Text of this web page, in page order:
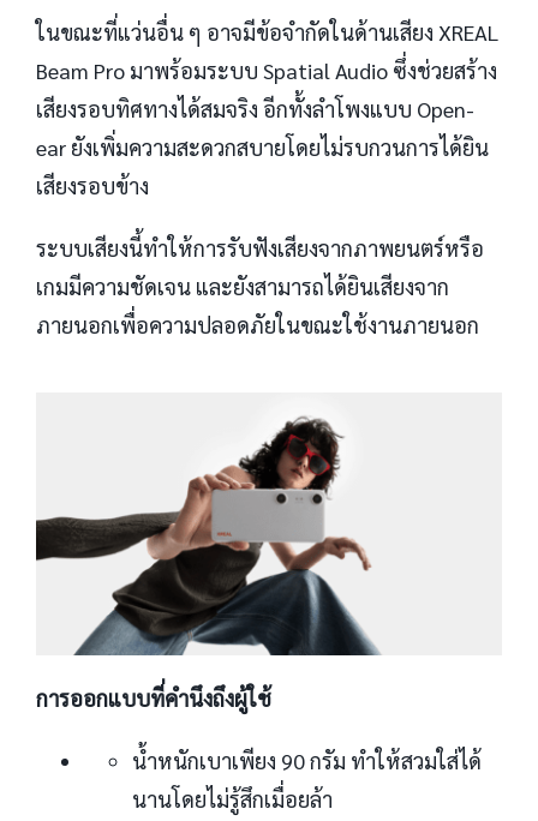
ในขณะที่แว่นอื่น ๆ อาจมีข้อจำกัดในด้านเสียง XREAL
Beam Pro มาพร้อมระบบ Spatial Audio ซึ่งช่วยสร้าง
เสียงรอบทิศทางได้สมจริง อีกทั้งลำโพงแบบ Open-
ear ยังเพิ่มความสะดวกสบายโดยไม่รบกวนการได้ยิน
เสียงรอบข้าง
ระบบเสียงนี้ทำให้การรับฟังเสียงจากภาพยนตร์หรือ
เกมมีความชัดเจน และยังสามารถได้ยินเสียงจาก
ภายนอกเพื่อความปลอดภัยในขณะใช้งานภายนอก
การออกแบบที่คำนึงถึงผู้ใช้
น้ำหนักเบาเพียง 90 กรัม ทำให้สวมใส่ได้
นานโดยไม่รู้สึกเมื่อยล้า